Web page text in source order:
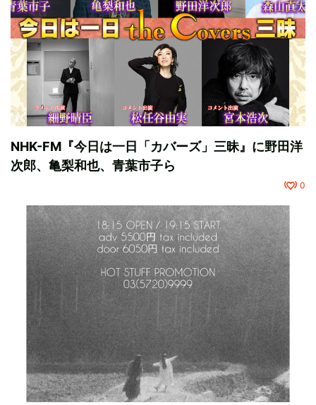
NHK-FM『今日は一日「カバーズ」三昧』に野田洋
次郎、亀梨和也、青葉市子ら
0